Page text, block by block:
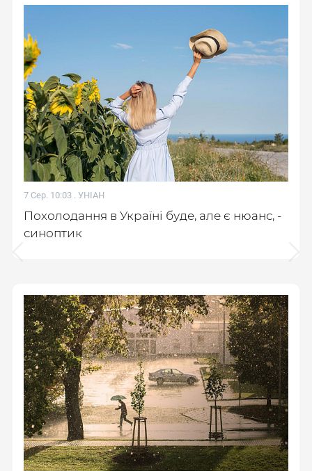
7 Сер. 10:03 . УНІАН
Похолодання в Україні буде, але є нюанс, -
синоптик